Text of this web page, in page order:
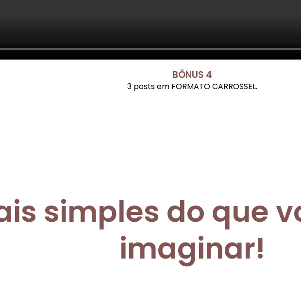
BÔNUS 4
3 posts em FORMATO CARROSSEL.
simples do que
imaginar!